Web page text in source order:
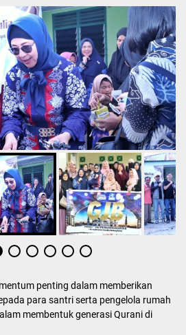
penting dalam memberikan
para santri serta pengelola rumah
membentuk generasi Qurani di